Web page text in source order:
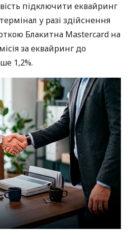
підключити еквайринг
у разі здійснення
Блакитна Mastercard на
за еквайринг до
1,2%.